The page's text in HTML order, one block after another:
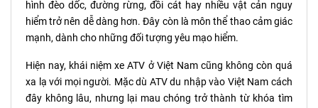
hình đèo dốc, đường rừng, đồi cát hay nhiều vật cản nguy
hiểm trở nên dễ dàng hơn. Đây còn là môn thể thao cảm giác
mạnh, dành cho những đối tượng yêu mạo hiểm.
Hiện nay, khái niệm xe ATV ở Việt Nam cũng không còn quá
xa lạ với mọi người. Mặc dù ATV du nhập vào Việt Nam cách
đây không lâu, nhưng lại mau chóng trở thành từ khóa tìm